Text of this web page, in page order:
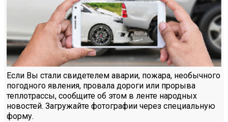
Если Вы стали свидетелем аварии, пожара, необычного
погодного явления, провала дороги или прорыва
теплотрассы, сообщите об этом в ленте народных
новостей. Загружайте фотографии через специальную
форму.